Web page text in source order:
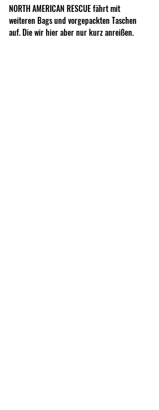
NORTH AMERICAN RESCUE fährt mit
weiteren Bags und vorgepackten Taschen
auf. Die wir hier aber nur kurz anreißen.